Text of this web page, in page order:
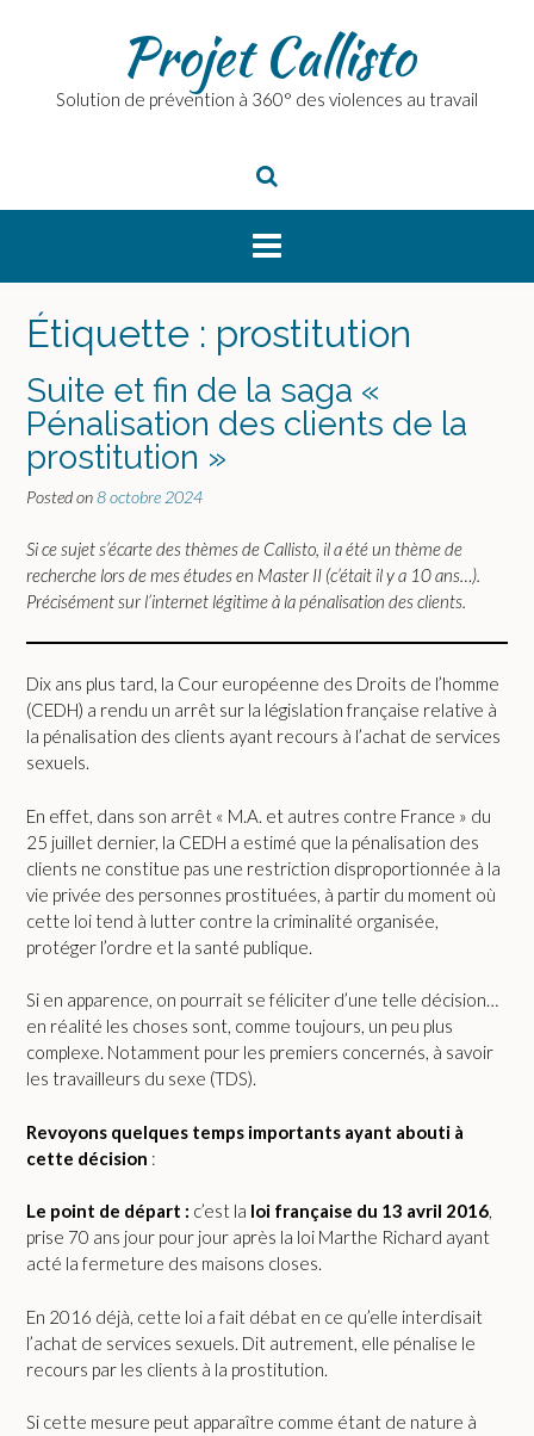
Projet Callisto
Solution de prévention à 360° des violences au travail
Étiquette : prostitution
Suite et fin de la saga «
Pénalisation des clients de la
prostitution »
Posted on8 octobre 2024
Si ce sujet s’écarte des thèmes de Callisto, il a été un thème de
recherche lors de mes études en Master II (c’était il y a 10 ans…).
Précisément sur l’internet légitime à la pénalisation des clients.
Dix ans plus tard, la Cour européenne des Droits de l’homme
(CEDH) a rendu un arrêt sur la législation française relative à
la pénalisation des clients ayant recours à l’achat de services
sexuels.
En effet, dans son arrêt « M.A. et autres contre France » du
25 juillet dernier, la CEDH a estimé que la pénalisation des
clients ne constitue pas une restriction disproportionnée à la
vie privée des personnes prostituées, à partir du moment où
cette loi tend à lutter contre la criminalité organisée,
protéger l’ordre et la santé publique.
Si en apparence, on pourrait se féliciter d’une telle décision…
en réalité les choses sont, comme toujours, un peu plus
complexe. Notamment pour les premiers concernés, à savoir
les travailleurs du sexe (TDS).
Revoyons quelques temps importants ayant abouti à
cette décision :
Le point de départ : c’est la loi française du 13 avril 2016,
prise 70 ans jour pour jour après la loi Marthe Richard ayant
acté la fermeture des maisons closes.
En 2016 déjà, cette loi a fait débat en ce qu’elle interdisait
l’achat de services sexuels. Dit autrement, elle pénalise le
recours par les clients à la prostitution.
Si cette mesure peut apparaître comme étant de nature à